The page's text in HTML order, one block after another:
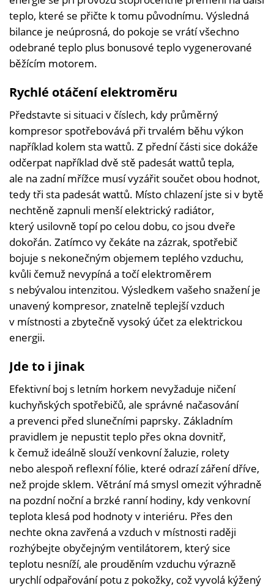
teplo, které se přičte k tomu původnímu. Výsledná
bilance je neúprosná, do pokoje se vrátí všechno
odebrané teplo plus bonusové teplo vygenerované
běžícím motorem.
Rychlé otáčení elektroměru
Představte si situaci v číslech, kdy průměrný
kompresor spotřebovává při trvalém běhu výkon
například kolem sta wattů. Z přední části sice dokáže
odčerpat například dvě stě padesát wattů tepla,
ale na zadní mřížce musí vyzářit součet obou hodnot,
tedy tři sta padesát wattů. Místo chlazení jste si v bytě
nechtěně zapnuli menší elektrický radiátor,
který usilovně topí po celou dobu, co jsou dveře
dokořán. Zatímco vy čekáte na zázrak, spotřebič
bojuje s nekonečným objemem teplého vzduchu,
kvůli čemuž nevypíná a točí elektroměrem
s nebývalou intenzitou. Výsledkem vašeho snažení je
unavený kompresor, znatelně teplejší vzduch
v místnosti a zbytečně vysoký účet za elektrickou
energii.
Jde to i jinak
Efektivní boj s letním horkem nevyžaduje ničení
kuchyňských spotřebičů, ale správné načasování
a prevenci před slunečními paprsky. Základním
pravidlem je nepustit teplo přes okna dovnitř,
k čemuž ideálně slouží venkovní žaluzie, rolety
nebo alespoň reflexní fólie, které odrazí záření dříve,
než projde sklem. Větrání má smysl omezit výhradně
na pozdní noční a brzké ranní hodiny, kdy venkovní
teplota klesá pod hodnoty v interiéru. Přes den
nechte okna zavřená a vzduch v místnosti raději
rozhýbejte obyčejným ventilátorem, který sice
teplotu nesníží, ale prouděním vzduchu výrazně
urychlí odpařování potu z pokožky, což vyvolá kýžený